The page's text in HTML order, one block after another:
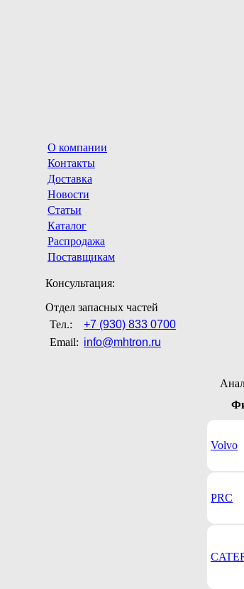
О компании
Контакты
Доставка
Новости
Статьи
Каталог
Распродажа
Поставщикам
Консультация:
Отдел запасных частей
Тел.:
+7 (930) 833 0700
Email: info@mhtron.ru
Volvo
PRC